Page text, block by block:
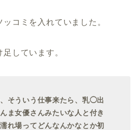
ッコミを入れていました。
しています。
、そういう仕事来たら、乳◯出
ま女優さんみたいな人と付き
れ場ってどんなんかなとか初